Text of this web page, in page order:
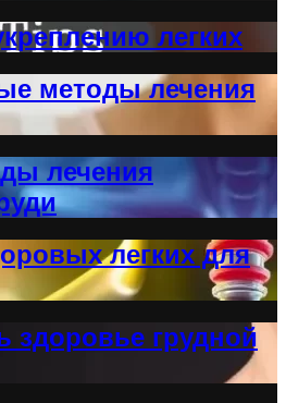
легких
методы лечения
лечения
легких для
здоровье грудной